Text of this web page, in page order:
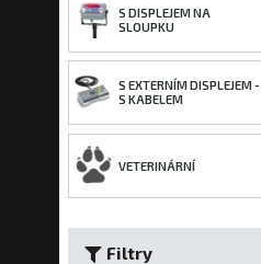
S DISPLEJEM NA
SLOUPKU
S EXTERNÍM DISPLEJEM -
S KABELEM
VETERINÁRNÍ
Filtry